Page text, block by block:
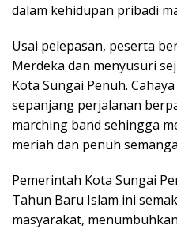
dalam kehidupan pribadi
Usai pelepasan, peserta
Merdeka dan menyusuri
Kota Sungai Penuh.
sepanjang perjalanan
marching band sehingga
meriah dan penuh
Pemerintah Kota Sungai
Tahun Baru Islam ini
masyarakat,